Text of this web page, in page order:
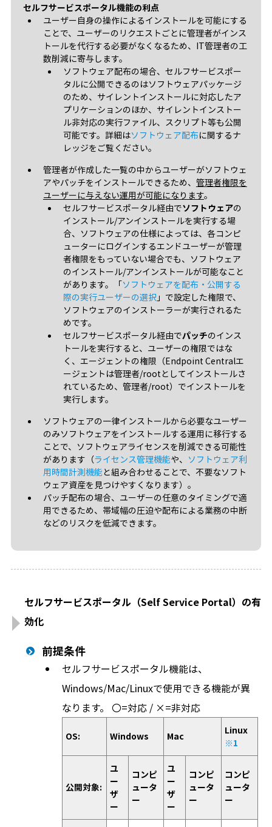
セルフサービスポータル機能の利点
ユーザー自身の操作によるインストールを可能にする
ことで、ユーザーのリクエストごとに管理者がインス
トールを代行する必要がなくなるため、IT管理者の工
数削減に寄与します。
ソフトウェア配布の場合、セルフサービスポー
タルに公開できるのはソフトウェアパッケージ
のため、サイレントインストールに対応したア
プリケーションのほか、サイレントインストー
ル非対応の実行ファイル、スクリプト等も公開
可能です。詳細はソフトウェア配布に関するナ
レッジをご覧ください。
管理者が作成した一覧の中からユーザーがソフトウェ
アやパッチをインストールできるため、 管理者権限を
ユーザーに与えない運用が可能になります。
セルフサービスポータル経由でソフトウェアの
インストール/アンインストールを実行する場
合、ソフトウェアの仕様によっては、各コンピ
ューターにログインするエンドユーザーが管理
者権限をもっていない場合でも、ソフトウェア
のインストール/アンインストールが可能なこと
があります。「ソフトウェアを配布・公開する
際の実行ユーザーの選択 」で設定した権限で、
ソフトウェアのインストーラーが実行されるた
めです。
セルフサービスポータル経由でパッチのインス
トールを実行すると、ユーザーの権限ではな
く、エージェントの権限（Endpoint Centralエ
ージェントは管理者/rootとしてインストールさ
れているため、管理者/root）でインストールを
実行します。
ソフトウェアの一律インストールから必要なユーザー
のみソフトウェアをインストールする運用に移行する
ことで、ソフトウェアライセンスを削減できる可能性
があります（ライセンス管理機能や、 ソフトウェア利
用時間計測機能と組み合わせることで、不要なソフト
ウェア資産を見つけやすくなります）。
パッチ配布の場合、ユーザーの任意のタイミングで適
用できるため、帯域幅の圧迫や配布による業務の中断
などのリスクを低減できます。
セルフサービスポータル（Self Service Portal）の有
効化
前提条件
セルフサービスポータル機能は、
Windows/Mac/Linuxで使用できる機能が異
なります。 〇=対応 / ×=非対応
OS: Windows Mac
Linux
※1
公開対象:
ユ
ー
ザ
ー
コンピ
ュータ
ー
ユ
ー
ザ
ー
コンピ
ュータ
ー
コンピ
ュータ
ー